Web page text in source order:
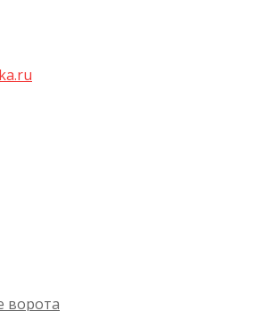
ворота